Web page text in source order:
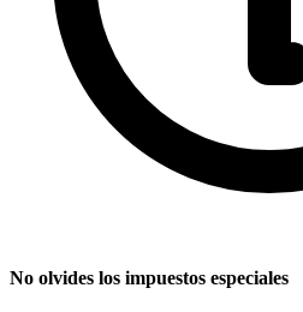
No olvides los impuestos especiales